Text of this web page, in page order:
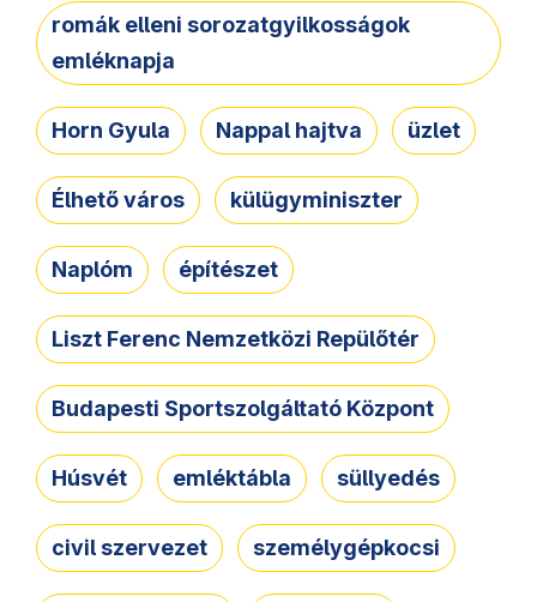
romák elleni sorozatgyilkosságok
emléknapja
Horn Gyula Nappal hajtva üzlet
Élhető város külügyminiszter
Naplóm építészet
Liszt Ferenc Nemzetközi Repülőtér
Budapesti Sportszolgáltató Központ
Húsvét emléktábla süllyedés
civil szervezet személygépkocsi